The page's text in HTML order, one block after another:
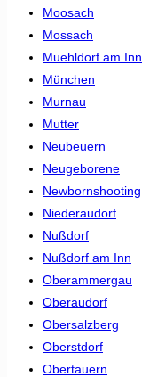
Moosach
Mossach
Muehldorf am Inn
München
Murnau
Mutter
Neubeuern
Neugeborene
Newbornshooting
Niederaudorf
Nußdorf
Nußdorf am Inn
Oberammergau
Oberaudorf
Obersalzberg
Oberstdorf
Obertauern